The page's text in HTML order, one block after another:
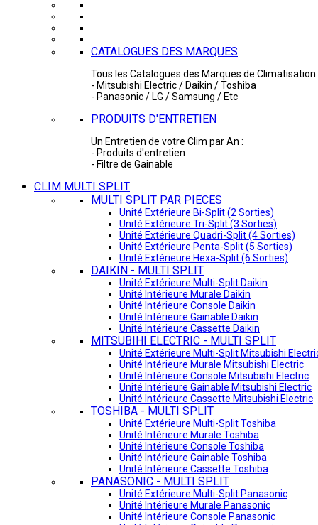
CATALOGUES DES MARQUES
Tous les Catalogues des Marques de Climatisation
- Mitsubishi Electric / Daikin / Toshiba
- Panasonic / LG / Samsung / Etc
PRODUITS D'ENTRETIEN
Un Entretien de votre Clim par An :
- Produits d'entretien
- Filtre de Gainable
CLIM MULTI SPLIT
MULTI SPLIT PAR PIECES
Unité Extérieure Bi-Split (2 Sorties)
Unité Extérieure Tri-Split (3 Sorties)
Unité Extérieure Quadri-Split (4 Sorties)
Unité Extérieure Penta-Split (5 Sorties)
Unité Extérieure Hexa-Split (6 Sorties)
DAIKIN - MULTI SPLIT
Unité Extérieure Multi-Split Daikin
Unité Intérieure Murale Daikin
Unité Intérieure Console Daikin
Unité Intérieure Gainable Daikin
Unité Intérieure Cassette Daikin
MITSUBIHI ELECTRIC - MULTI SPLIT
Unité Extérieure Multi-Split Mitsubishi
Unité Intérieure Murale Mitsubishi Electric
Unité Intérieure Console Mitsubishi Electric
Unité Intérieure Gainable Mitsubishi Electric
Unité Intérieure Cassette Mitsubishi Electric
TOSHIBA - MULTI SPLIT
Unité Extérieure Multi-Split Toshiba
Unité Intérieure Murale Toshiba
Unité Intérieure Console Toshiba
Unité Intérieure Gainable Toshiba
Unité Intérieure Cassette Toshiba
PANASONIC - MULTI SPLIT
Unité Extérieure Multi-Split Panasonic
Unité Intérieure Murale Panasonic
Unité Intérieure Console Panasonic